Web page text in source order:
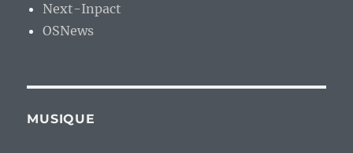
Next-Inpact
OSNews
MUSIQUE